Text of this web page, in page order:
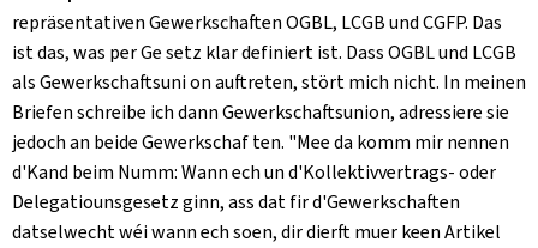
repräsentativen Gewerkschaften OGBL, LCGB und CGFP. Das
ist das, was per Ge setz klar definiert ist. Dass OGBL und LCGB
als Gewerkschaftsuni on auftreten, stört mich nicht. In meinen
Briefen schreibe ich dann Gewerkschaftsunion, adressiere sie
jedoch an beide Gewerkschaf ten. "Mee da komm mir nennen
d'Kand beim Numm: Wann ech un d'Kollektivvertrags- oder
Delegatiounsgesetz ginn, ass dat fir d'Gewerkschaften
datselwecht wéi wann ech soen, dir dierft muer keen Artikel